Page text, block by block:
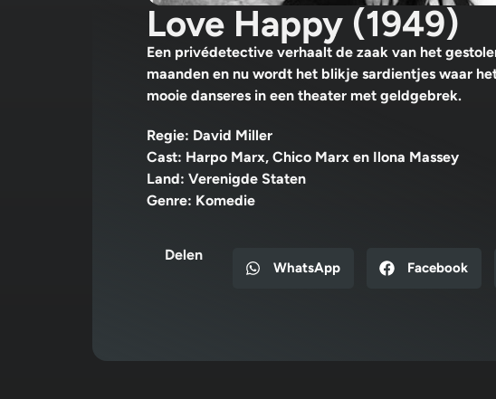
Love Happy (1949)
Een privédetective verhaalt de zaak van het
maanden en nu wordt het blikje sardientjes waar
mooie danseres in een theater met geldgebrek.
Regie: David Miller
Cast: Harpo Marx, Chico Marx en Ilona Massey
Land: Verenigde Staten
Genre: Komedie
Delen
WhatsApp Facebook